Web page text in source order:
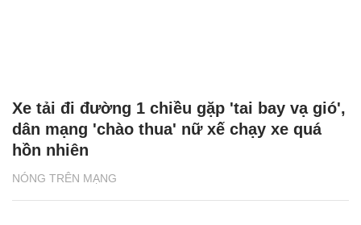
NÓNG TRÊN MẠNG
Xe tải đi đường 1 chiều gặp 'tai bay vạ gió',
dân mạng 'chào thua' nữ xế chạy xe quá
hồn nhiên